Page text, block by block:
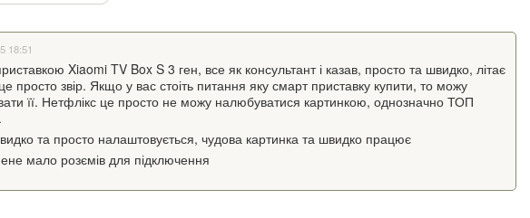
18:51
Xiaomi TV Box S 3 ген, все як консультант і казав, просто та швидко, літає
просто звір. Якщо у вас стоіть питання яку смарт приставку купити, то можу
її. Нетфлікс це просто не можу налюбуватися картинкою, однозначно ТОП
та просто налаштовується, чудова картинка та швидко працює
мало розємів для підключення